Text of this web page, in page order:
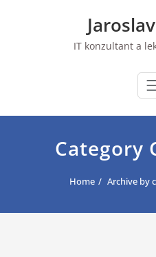
IT konzultant a
Category
Home Archive by